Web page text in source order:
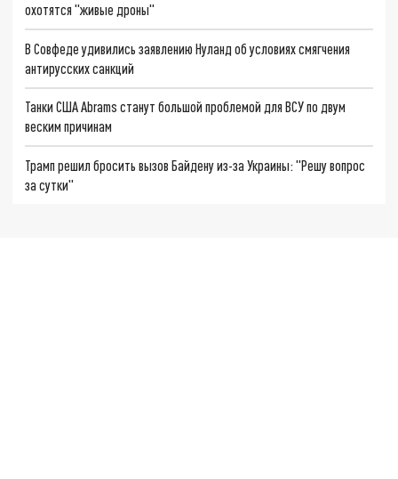
охотятся "живые дроны"
В Совфеде удивились заявлению Нуланд об условиях смягчения
антирусских санкций
Танки США Abrams станут большой проблемой для ВСУ по двум
веским причинам
Трамп решил бросить вызов Байдену из-за Украины: "Решу вопрос
за сутки"